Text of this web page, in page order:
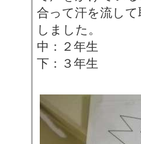
合って汗を流し
しました。
中：２年生
下：３年生